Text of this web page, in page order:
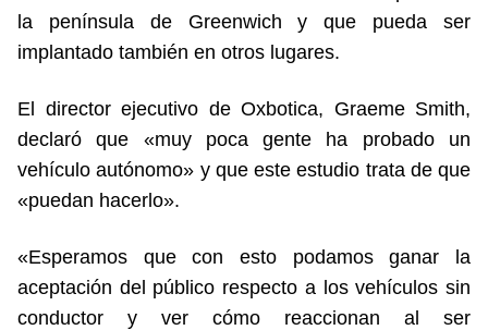
la península de Greenwich y que pueda ser
implantado también en otros lugares.
El director ejecutivo de Oxbotica, Graeme Smith,
declaró que «muy poca gente ha probado un
vehículo autónomo» y que este estudio trata de que
«puedan hacerlo».
«Esperamos que con esto podamos ganar la
aceptación del público respecto a los vehículos sin
conductor y ver cómo reaccionan al ser